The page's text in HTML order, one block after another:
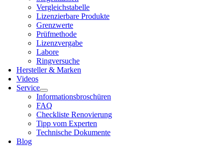
Ver­gleichs­ta­bel­le
Lizen­zier­ba­re Pro­duk­te
Grenz­wer­te
Prüf­me­tho­de
Lizenz­ver­ga­be
Labo­re
Ring­ver­su­che
Her­stel­ler & Mar­ken
Vide­os
Ser­vice
Infor­ma­ti­ons­bro­schü­ren
FAQ
Check­lis­te Reno­vie­rung
Tipp vom Exper­ten
Tech­ni­sche Doku­men­te
Blog